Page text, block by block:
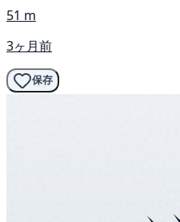
51 m
3ヶ月前
保存